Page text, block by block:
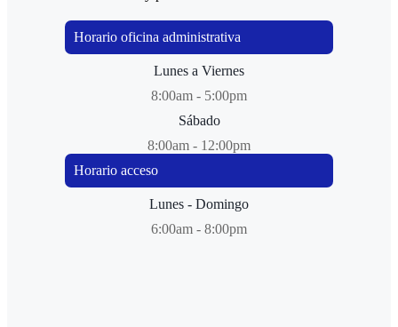
Horario oficina administrativa
Lunes a Viernes
8:00am - 5:00pm
Sábado
8:00am - 12:00pm
Horario acceso
Lunes - Domingo
6:00am - 8:00pm